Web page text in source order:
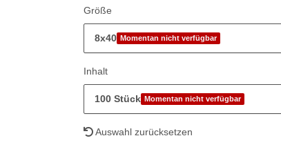
Größe
8x40 Momentan nicht verfügbar
Inhalt
100 Stück Momentan nicht verfügbar
Auswahl zurücksetzen